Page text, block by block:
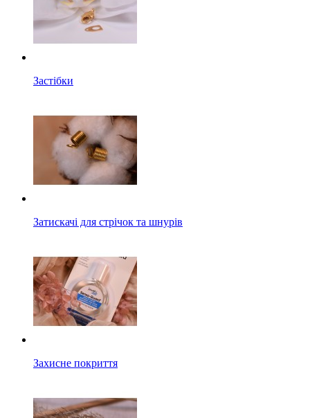
Застібки
Затискачі для стрічок та шнурів
Захисне покриття